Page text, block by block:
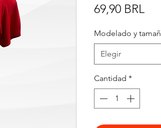
69,90 BRL
Modelado y
Elegir
Cantidad *